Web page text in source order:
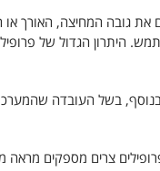
את גובה המחיצה, האורך
היתרון הגדול של
בשל העובדה
צרים מספקים מראה